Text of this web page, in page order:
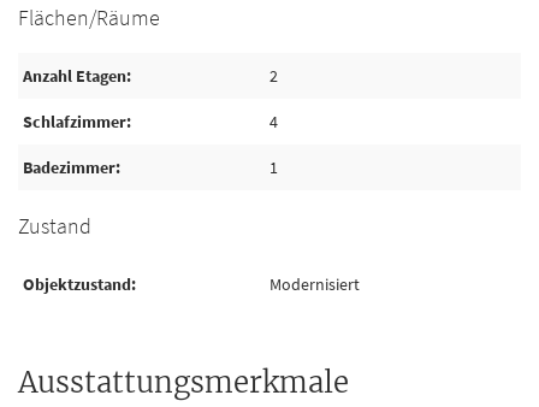
Flächen/Räume
Anzahl Etagen 2
Schlafzimmer 4
Badezimmer 1
Zustand
Objektzustand Modernisiert
Ausstattungsmerkmale